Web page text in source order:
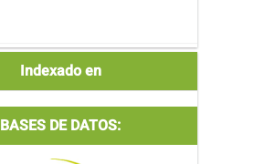
Indexado en
BASES DE DATOS: